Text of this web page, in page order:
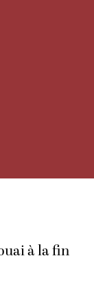
à la fin